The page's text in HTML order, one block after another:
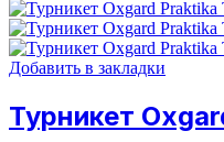
Добавить в закладки
Турникет